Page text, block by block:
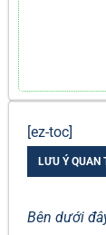
[ez-toc]
LƯU Ý QUAN
Bên dưới